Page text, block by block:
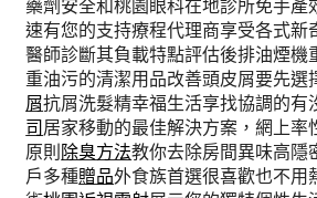
藥劑安全和桃園眼科在地診所免手產
速有您的支持療程代理商享受各式新
醫師診斷其負載特點評估後排油煙機
重油污的清潔用品改善頭皮屑要先選
屑抗屑洗髮精幸福生活享找協調的有
司居家移動的最佳解決方案，網上率
原則除臭方法教你去除房間異味高隱
戶多種贈品外食族首選很喜歡也不用